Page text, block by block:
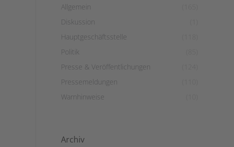
Allgemein
Diskussion
Hauptgeschäftsstelle
Politik
Presse & Veröffentlichungen
Pressemeldungen
Warnhinweise
Archiv